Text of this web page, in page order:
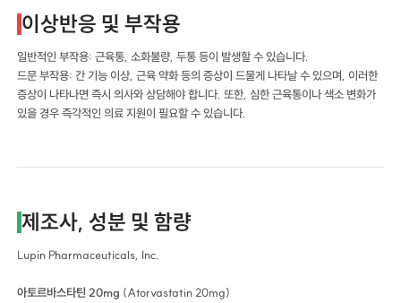
이상반응 및 부작용
일반적인 부작용: 근육통, 소화불량, 두통 등이 발생할 수 있습니다.
드문 부작용: 간 기능 이상, 근육 약화 등의 증상이 드물게 나타날 수 있으며, 이러한
증상이 나타나면 즉시 의사와 상담해야 합니다. 또한, 심한 근육통이나 색소 변화가
있을 경우 즉각적인 의료 지원이 필요할 수 있습니다.
제조사, 성분 및 함량
Lupin Pharmaceuticals, Inc.
아토르바스타틴 20mg (Atorvastatin 20mg)